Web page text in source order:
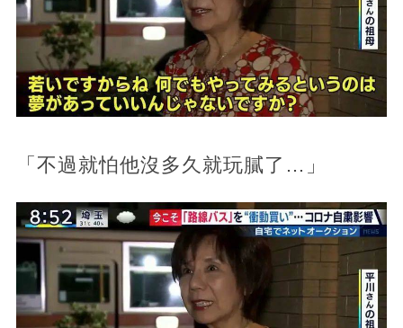
「不過就怕他沒多久就玩膩了…」